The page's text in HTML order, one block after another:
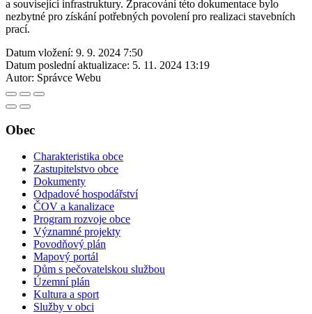
a související infrastruktury. Zpracování této dokumentace bylo
nezbytné pro získání potřebných povolení pro realizaci stavebních
prací.
Datum vložení: 9. 9. 2024 7:50
Datum poslední aktualizace: 5. 11. 2024 13:19
Autor: Správce Webu
Obec
Charakteristika obce
Zastupitelstvo obce
Dokumenty
Odpadové hospodářství
ČOV a kanalizace
Program rozvoje obce
Významné projekty
Povodňový plán
Mapový portál
Dům s pečovatelskou službou
Územní plán
Kultura a sport
Služby v obci